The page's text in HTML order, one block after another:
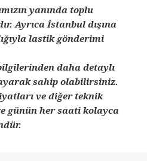
yanında toplu
Ayrıca İstanbul dışına
lastik gönderimi
daha detaylı
sahip olabilirsiniz.
ve diğer teknik
günün her saati kolayca